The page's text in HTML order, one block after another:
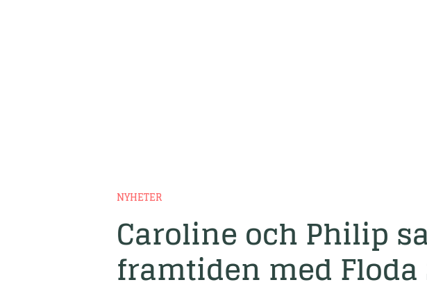
NYHETER
Caroline och Philip
framtiden med